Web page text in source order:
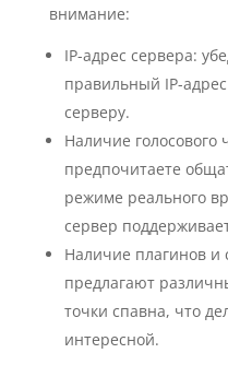
внимание:
IP-адрес сервера:
правильный IP-
серверу.
Наличие голосового
предпочитаете
режиме реального
сервер
Наличие плагинов и
предлагают
точки спавна, что
интересной.